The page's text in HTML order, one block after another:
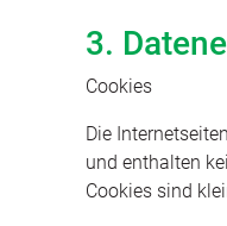
3.
Cookies
Die
und enthalten
Cookies sind